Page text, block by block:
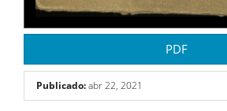
PDF
Publicado:abr 22, 2021